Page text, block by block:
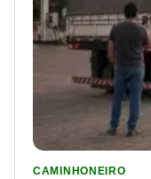
CAMINHONEIRO